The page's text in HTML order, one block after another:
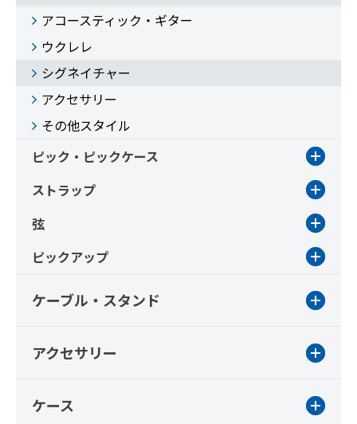
アコースティック・ギター
ウクレレ
シグネイチャー
アクセサリー
その他スタイル
ピック・ピックケース
ストラップ
弦
ピックアップ
ケーブル・スタンド
アクセサリー
ケース